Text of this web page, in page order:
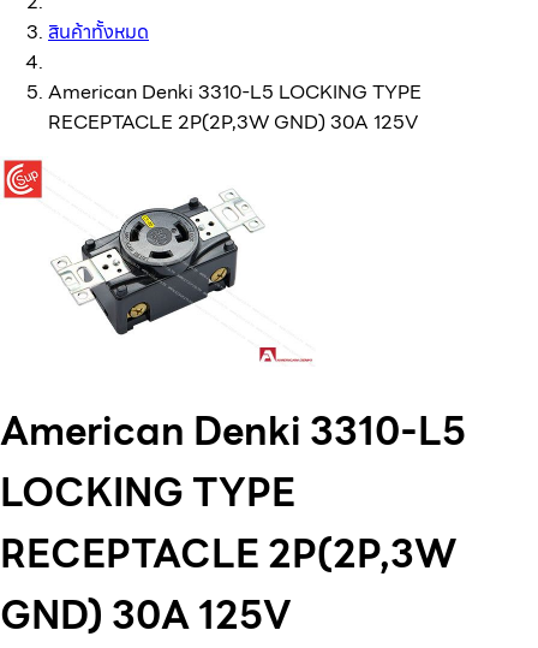
สินค้าทั้งหมด
American Denki 3310-L5 LOCKING TYPE
RECEPTACLE 2P(2P,3W GND) 30A 125V
American Denki 3310-L5
LOCKING TYPE
RECEPTACLE 2P(2P,3W
GND) 30A 125V